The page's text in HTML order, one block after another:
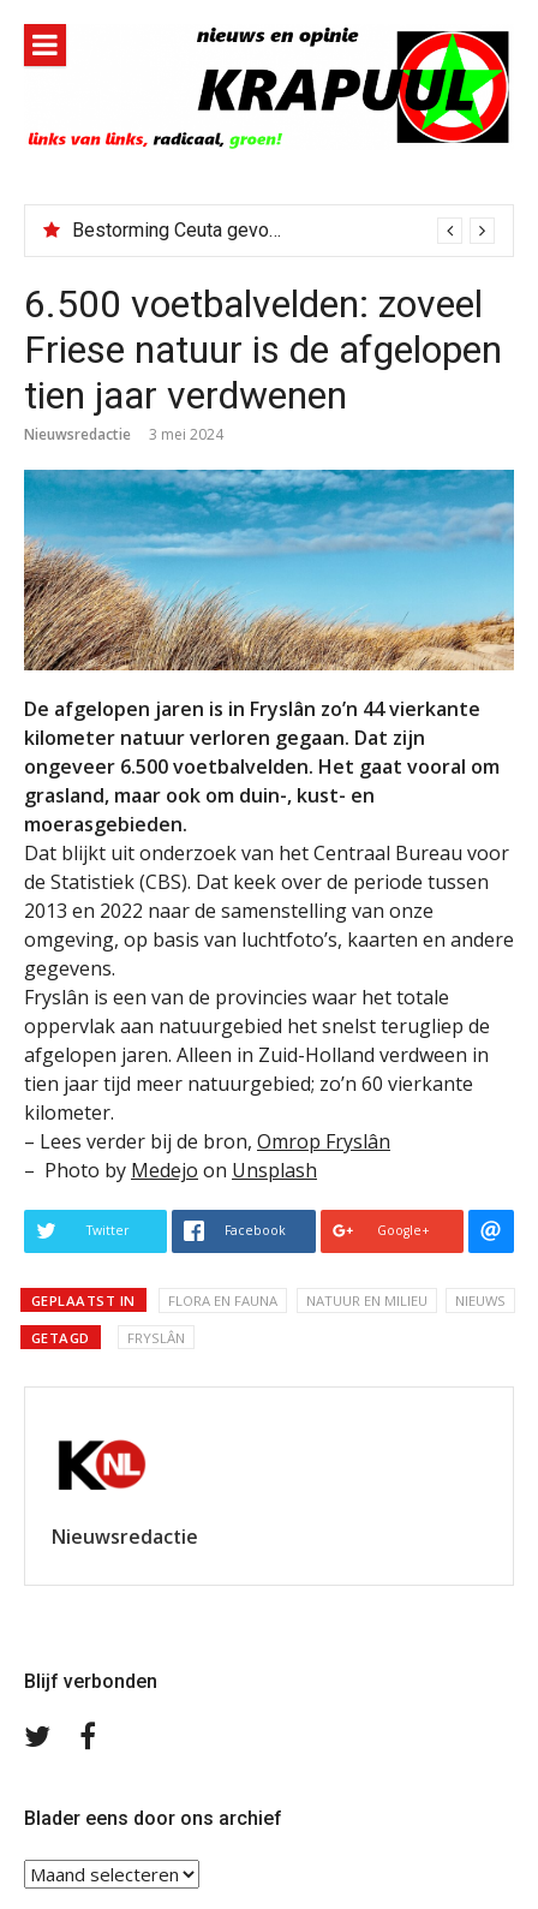
inhoud
Bestorming Ceuta gevolg van op sociale media verspreide hoax?
6.500 voetbalvelden: zoveel
Friese natuur is de afgelopen
tien jaar verdwenen
Nieuwsredactie 3 mei 2024
De afgelopen jaren is in Fryslân zo’n 44 vierkante
kilometer natuur verloren gegaan. Dat zijn
ongeveer 6.500 voetbalvelden. Het gaat vooral om
grasland, maar ook om duin-, kust- en
moerasgebieden.
Dat blijkt uit onderzoek van het Centraal Bureau voor
de Statistiek (CBS). Dat keek over de periode tussen
2013 en 2022 naar de samenstelling van onze
omgeving, op basis van luchtfoto’s, kaarten en andere
gegevens.
Fryslân is een van de provincies waar het totale
oppervlak aan natuurgebied het snelst terugliep de
afgelopen jaren. Alleen in Zuid-Holland verdween in
tien jaar tijd meer natuurgebied; zo’n 60 vierkante
kilometer.
– Lees verder bij de bron, Omrop Fryslân
– Photo by Medejo on Unsplash
Twitter Facebook Google+
GEPLAATST IN FLORA EN FAUNA NATUUR EN MILIEU NIEUWS
GETAGD FRYSLÂN
Nieuwsredactie
Blijf verbonden
Volg
Blader eens door ons archief
Blader
eens